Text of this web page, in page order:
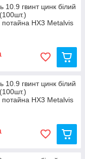
гвинт цинк білий
HX3 Metalvis
гвинт цинк білий
HX3 Metalvis